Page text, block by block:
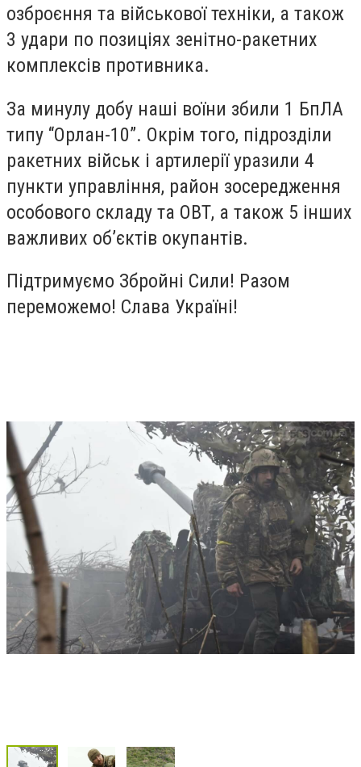
озброєння та військової техніки, а також
3 удари по позиціях зенітно-ракетних
комплексів противника.
За минулу добу наші воїни збили 1 БпЛА
типу “Орлан-10”. Окрім того, підрозділи
ракетних військ і артилерії уразили 4
пункти управління, район зосередження
особового складу та ОВТ, а також 5 інших
важливих об’єктів окупантів.
Підтримуємо Збройні Сили! Разом
переможемо! Слава Україні!